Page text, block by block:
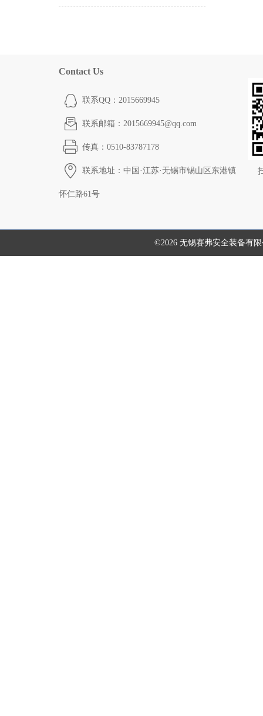
Contact Us
联系QQ：2015669945
联系邮箱：2015669945@qq.com
传真：0510-83787178
联系地址：中国·江苏·无锡市锡山区东港镇
怀仁路61号
©2026 无锡赛弗安全装备有